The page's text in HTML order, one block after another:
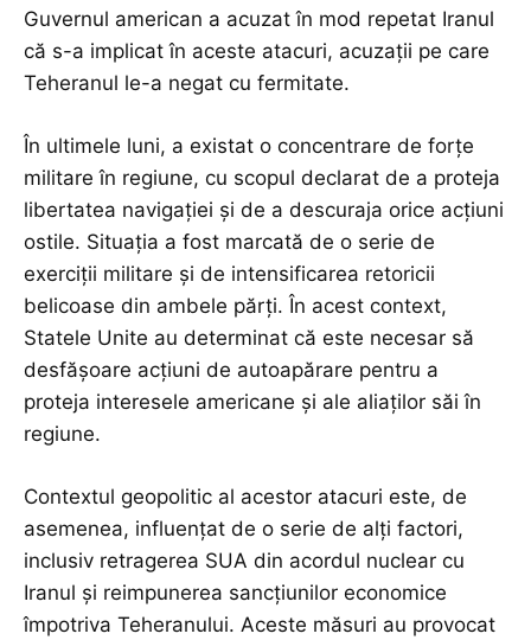
Guvernul american a acuzat în mod repetat Iranul
că s-a implicat în aceste atacuri, acuzații pe care
Teheranul le-a negat cu fermitate.
În ultimele luni, a existat o concentrare de forțe
militare în regiune, cu scopul declarat de a proteja
libertatea navigației și de a descuraja orice acțiuni
ostile. Situația a fost marcată de o serie de
exerciții militare și de intensificarea retoricii
belicoase din ambele părți. În acest context,
Statele Unite au determinat că este necesar să
desfășoare acțiuni de autoapărare pentru a
proteja interesele americane și ale aliaților săi în
regiune.
Contextul geopolitic al acestor atacuri este, de
asemenea, influențat de o serie de alți factori,
inclusiv retragerea SUA din acordul nuclear cu
Iranul și reimpunerea sancțiunilor economice
împotriva Teheranului. Aceste măsuri au provocat